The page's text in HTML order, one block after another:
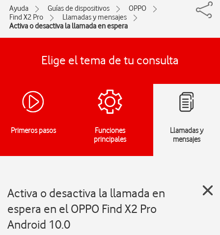
Ayuda Guías de dispositivos
OPPO
Find X2 Pro
Llamadas y mensajes
Activa o desactiva la llamada en espera
Elige el tema de tu consulta
Primeros pasos
Funciones
principales
Llamadas y
mensajes
Activa o desactiva la llamada en
espera en el OPPO Find X2 Pro
Android 10.0